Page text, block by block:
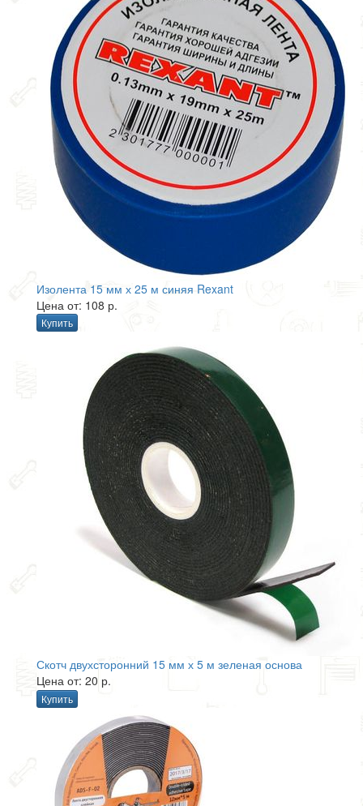
Изолента 15 мм х 25 м синяя Rexant
Цена от: 108 р.
Купить
Скотч двухсторонний 15 мм х 5 м зеленая основа
Цена от: 20 р.
Купить